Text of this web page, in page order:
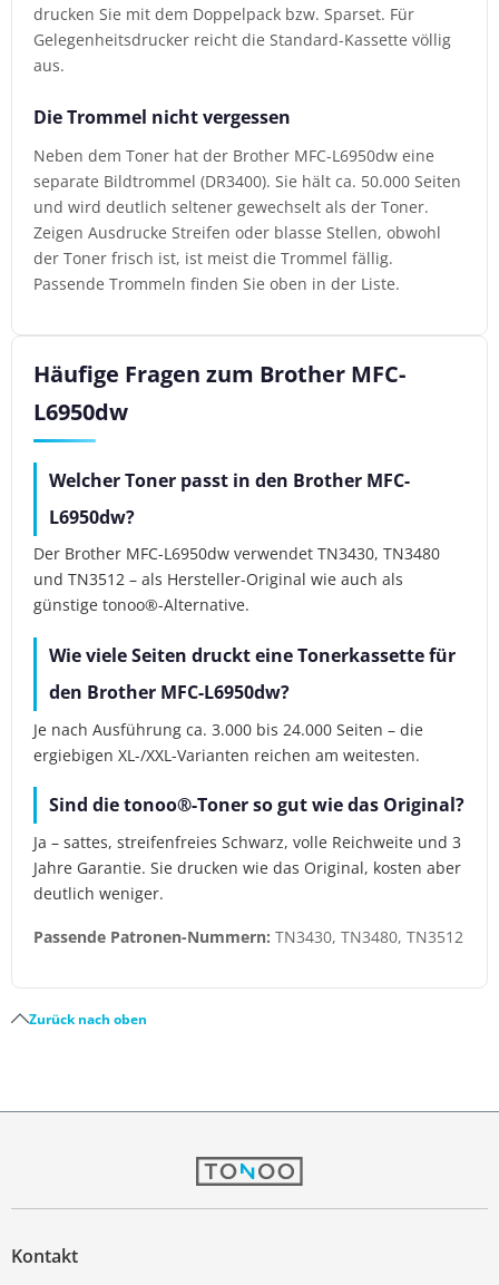
drucken Sie mit dem Doppelpack bzw. Sparset. Für
Gelegenheitsdrucker reicht die Standard-Kassette völlig
aus.
Die Trommel nicht vergessen
Neben dem Toner hat der Brother MFC-L6950dw eine
separate Bildtrommel (DR3400). Sie hält ca. 50.000 Seiten
und wird deutlich seltener gewechselt als der Toner.
Zeigen Ausdrucke Streifen oder blasse Stellen, obwohl
der Toner frisch ist, ist meist die Trommel fällig.
Passende Trommeln finden Sie oben in der Liste.
Häufige Fragen zum Brother MFC-
L6950dw
Welcher Toner passt in den Brother MFC-
L6950dw?
Der Brother MFC-L6950dw verwendet TN3430, TN3480
und TN3512 – als Hersteller-Original wie auch als
günstige tonoo®-Alternative.
Wie viele Seiten druckt eine Tonerkassette für
den Brother MFC-L6950dw?
Je nach Ausführung ca. 3.000 bis 24.000 Seiten – die
ergiebigen XL-/XXL-Varianten reichen am weitesten.
Sind die tonoo®-Toner so gut wie das Original?
Ja – sattes, streifenfreies Schwarz, volle Reichweite und 3
Jahre Garantie. Sie drucken wie das Original, kosten aber
deutlich weniger.
Passende Patronen-Nummern: TN3430, TN3480, TN3512
Zurück nach oben
Kontakt